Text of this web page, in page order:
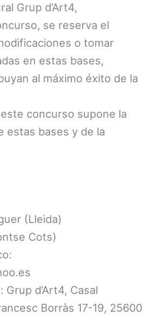
Grup d’Art4,
se reserva el
o tomar
en estas bases,
al máximo éxito de la
concurso supone la
estas bases y de la
(Lleida)
Cots)
d’Art4, Casal
Borràs 17-19, 25600